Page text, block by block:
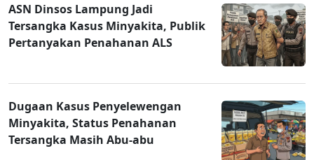
ASN Dinsos Lampung Jadi
Tersangka Kasus Minyakita, Publik
Pertanyakan Penahanan ALS
Dugaan Kasus Penyelewengan
Minyakita, Status Penahanan
Tersangka Masih Abu-abu